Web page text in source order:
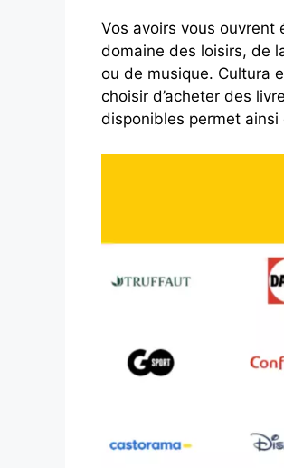
Vos avoirs vous ouvrent
domaine des loisirs, de
ou de musique. Cultura
choisir d’acheter des
disponibles permet